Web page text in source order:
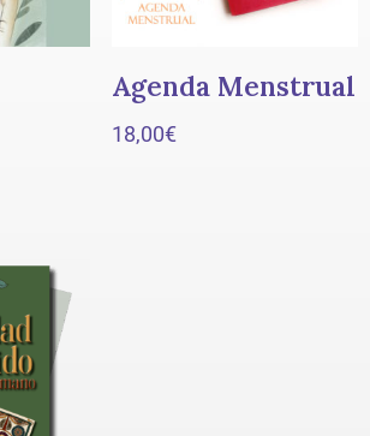
Agenda Menstrual
18,00€